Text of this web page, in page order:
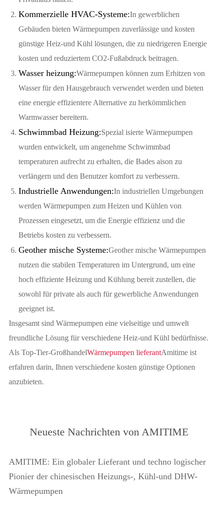
Kommerzielle HVAC-Systeme:In gewerblichen
Gebäuden bieten Wärmepumpen zuverlässige und kosten
günstige Heiz-und Kühl lösungen, die zu niedrigeren Energie
kosten und reduziertem CO2-Fußabdruck beitragen.
Wasser heizung:Wärmepumpen können zum Erhitzen von
Wasser für den Hausgebrauch verwendet werden und bieten
eine energie effizientere Alternative zu herkömmlichen
Warmwasser bereitern.
Schwimmbad Heizung:Spezial isierte Wärmepumpen
wurden entwickelt, um angenehme Schwimmbad
temperaturen aufrecht zu erhalten, die Bades aison zu
verlängern und den Benutzer komfort zu verbessern.
Industrielle Anwendungen:In industriellen Umgebungen
werden Wärmepumpen zum Heizen und Kühlen von
Prozessen eingesetzt, um die Energie effizienz und die
Betriebs kosten zu verbessern.
Geother mische Systeme:Geother mische Wärmepumpen
nutzen die stabilen Temperaturen im Untergrund, um eine
hoch effiziente Heizung und Kühlung bereit zustellen, die
sowohl für private als auch für gewerbliche Anwendungen
geeignet ist.
Insgesamt sind Wärmepumpen eine vielseitige und umwelt
freundliche Lösung für verschiedene Heiz-und Kühl bedürfnisse.
Als Top-Tier-GroßhandelWärmepumpen lieferantAmitime ist
erfahren darin, Ihnen verschiedene kosten günstige Optionen
anzubieten.
Neueste Nachrichten von AMITIME
AMITIME: Ein globaler Lieferant und techno logischer
Pionier der chinesischen Heizungs-, Kühl-und DHW-
Wärmepumpen